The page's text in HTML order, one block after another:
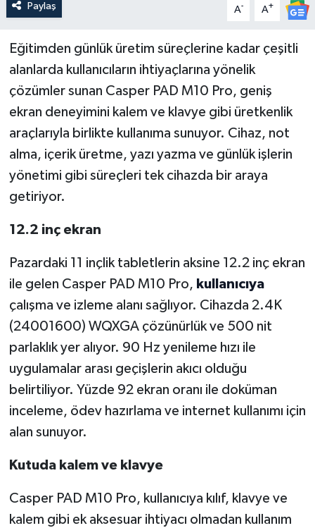
Paylaş A- A+
Eğitimden günlük üretim süreçlerine kadar çeşitli
alanlarda kullanıcıların ihtiyaçlarına yönelik
çözümler sunan Casper PAD M10 Pro, geniş
ekran deneyimini kalem ve klavye gibi üretkenlik
araçlarıyla birlikte kullanıma sunuyor. Cihaz, not
alma, içerik üretme, yazı yazma ve günlük işlerin
yönetimi gibi süreçleri tek cihazda bir araya
getiriyor.
12.2 inç ekran
Pazardaki 11 inçlik tabletlerin aksine 12.2 inç ekran
ile gelen Casper PAD M10 Pro, kullanıcıya
çalışma ve izleme alanı sağlıyor. Cihazda 2.4K
(24001600) WQXGA çözünürlük ve 500 nit
parlaklık yer alıyor. 90 Hz yenileme hızı ile
uygulamalar arası geçişlerin akıcı olduğu
belirtiliyor. Yüzde 92 ekran oranı ile doküman
inceleme, ödev hazırlama ve internet kullanımı için
alan sunuyor.
Kutuda kalem ve klavye
Casper PAD M10 Pro, kullanıcıya kılıf, klavye ve
kalem gibi ek aksesuar ihtiyacı olmadan kullanım